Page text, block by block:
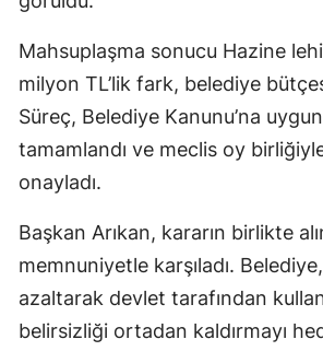
Mahsuplaşma sonucu Hazine
milyon TL’lik fark, belediye
Süreç, Belediye Kanunu’na
tamamlandı ve meclis oy
onayladı.
Başkan Arıkan, kararın birlikte
memnuniyetle karşıladı.
azaltarak devlet tarafından
belirsizliği ortadan kaldırmayı